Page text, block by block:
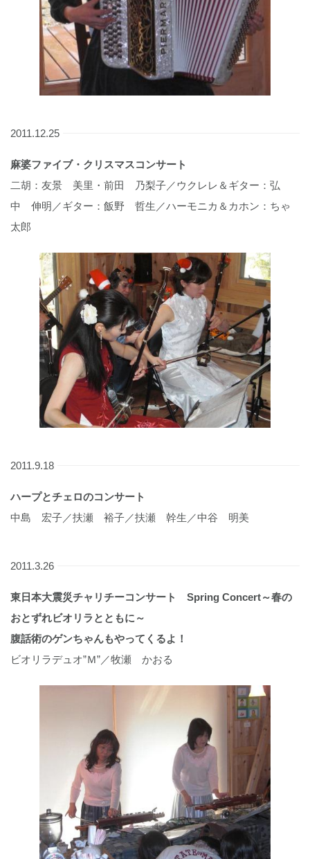
2011.12.25
麻婆ファイブ・クリスマスコンサート
二胡：友景 美里・前田 乃梨子／ウクレレ＆ギター：弘
中 伸明／ギター：飯野 哲生／ハーモニカ＆カホン：ちゃ
太郎
2011.9.18
ハープとチェロのコンサート
中島 宏子／扶瀬 裕子／扶瀬 幹生／中谷 明美
2011.3.26
東日本大震災チャリチーコンサート Spring Concert～春の
おとずれビオリラとともに～
腹話術のゲンちゃんもやってくるよ！
ビオリラデュオ”Ｍ”／牧瀬 かおる